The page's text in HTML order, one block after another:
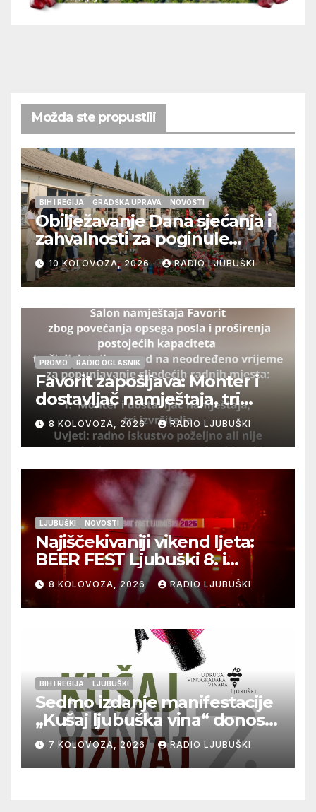
Možda ste propustili
BIH I REGIJA GRADSKA UPRAVA NOVOSTI
Obilježavanje Dana sjećanja i
zahvalnosti za poginule
ljubuške branitelje u Čapljini
u petak 14.kolovoza 2026.
10 KOLOVOZA, 2026 RADIO LJUBUŠKI
PROMO RADIO OGLASNIK
Favorit zapošljava: Monter i
dostavljač namještaja, tri
izvršitelja
8 KOLOVOZA, 2026 RADIO LJUBUŠKI
LJUBUŠKI NOVOSTI
Najiščekivaniji vikend ljeta:
BEER FEST Ljubuški 8. i
9.kolovoza
8 KOLOVOZA, 2026 RADIO LJUBUŠKI
BIH I REGIJA LJUBUŠKI
Sedmo izdanje manifestacije
„Kušaj ljubuška vina“ donosi
vrhunska vina, gastronomiju i
glazbu
7 KOLOVOZA, 2026 RADIO LJUBUŠKI